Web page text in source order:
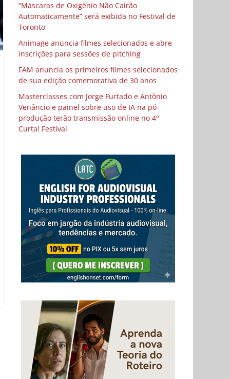
“Máscaras de Oxigênio Não Cairão
Automaticamente” será exibida no Festival de
Toronto
Animage anuncia filmes selecionados e abre
inscrições para sessões de pitching
FAM anuncia os primeiros filmes selecionados
de sua edição comemorativa de 30 anos
Masterclasses com Jorge Furtado e Antônio
Venâncio e painel sobre uso de IA na pó-
produção terão transmissão online no 4º
Curta! Festival